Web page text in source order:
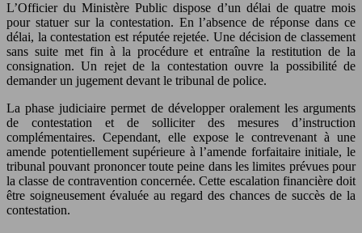
L’Officier du Ministère Public dispose d’un délai de quatre mois
pour statuer sur la contestation. En l’absence de réponse dans ce
délai, la contestation est réputée rejetée. Une décision de classement
sans suite met fin à la procédure et entraîne la restitution de la
consignation. Un rejet de la contestation ouvre la possibilité de
demander un jugement devant le tribunal de police.
La phase judiciaire permet de développer oralement les arguments
de contestation et de solliciter des mesures d’instruction
complémentaires. Cependant, elle expose le contrevenant à une
amende potentiellement supérieure à l’amende forfaitaire initiale, le
tribunal pouvant prononcer toute peine dans les limites prévues pour
la classe de contravention concernée. Cette escalation financière doit
être soigneusement évaluée au regard des chances de succès de la
contestation.